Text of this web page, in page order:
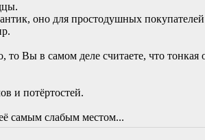
оно для простодушных
то Вы в самом деле считаете, что
и потёртостей.
самым слабым местом...